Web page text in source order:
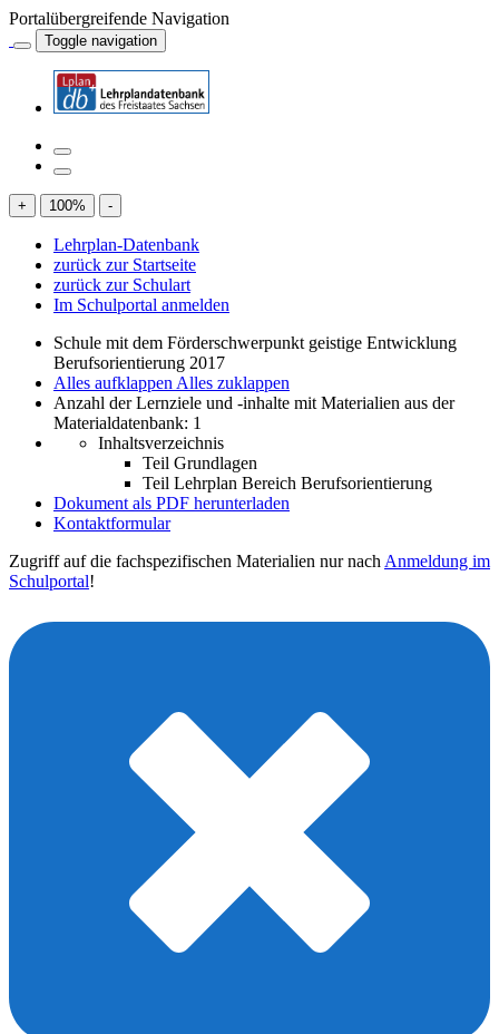
Portalübergreifende Navigation
Toggle navigation
+ 100% -
Lehrplan-Datenbank
zurück zur Startseite
zurück zur Schulart
Im Schulportal anmelden
Schule mit dem Förderschwerpunkt geistige Entwicklung
Berufsorientierung 2017
Alles aufklappen Alles zuklappen
Anzahl der Lernziele und -inhalte mit Materialien aus der
Materialdatenbank: 1
Inhaltsverzeichnis
Teil Grundlagen
Teil Lehrplan Bereich Berufsorientierung
Dokument als PDF herunterladen
Kontaktformular
Zugriff auf die fachspezifischen Materialien nur nach Anmeldung im
Schulportal!